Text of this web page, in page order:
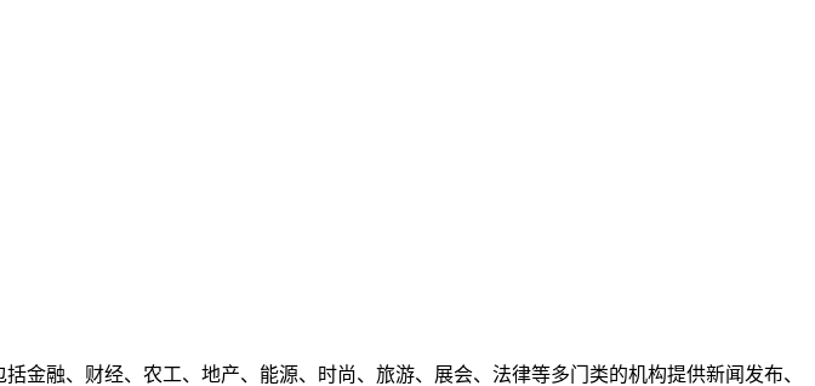
融、财经、农工、地产、能源、时尚、旅游、展会、法律等多门类的机构提供新闻发布、